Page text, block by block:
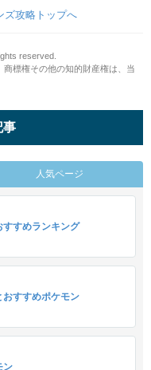
ズ攻略トップへ
reserved.
標権その他の知的財産権は、当
事
人気ページ
すめランキング
すすめポケモン
ン